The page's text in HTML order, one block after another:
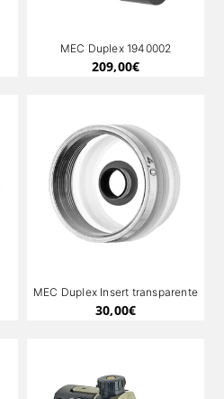
MEC Duplex 1940002
209,00€
MEC Duplex Insert transparente
30,00€